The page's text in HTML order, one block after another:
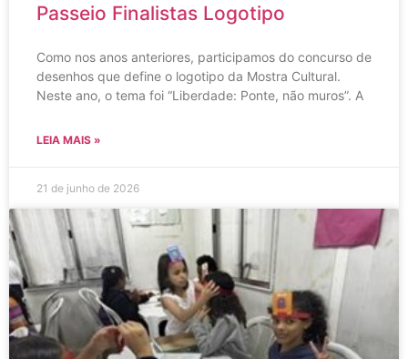
Passeio Finalistas Logotipo
Como nos anos anteriores, participamos do concurso de
desenhos que define o logotipo da Mostra Cultural.
Neste ano, o tema foi “Liberdade: Ponte, não muros”. A
LEIA MAIS »
21 de junho de 2026